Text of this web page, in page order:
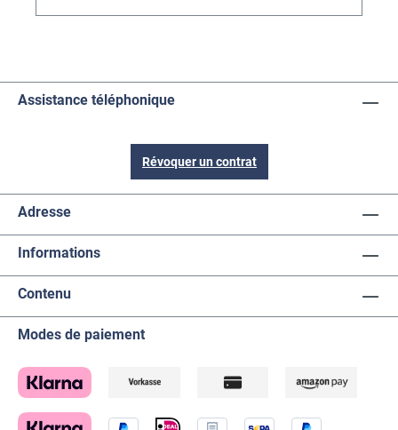
Assistance téléphonique
Révoquer un contrat
Adresse
Informations
Contenu
Modes de paiement